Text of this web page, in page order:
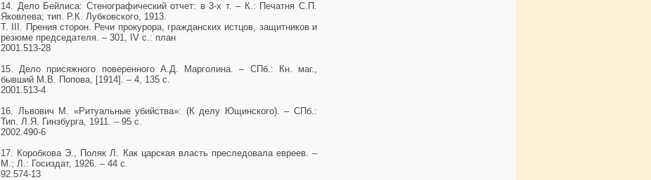
14. Дело Бейлиса: Стенографический отчет: в 3-х т. – К.: Печатня С.П.
Яковлева; тип. Р.К. Лубковского, 1913.
Т. III. Прения сторон. Речи прокурора, гражданских истцов, защитников и
резюме председателя. – 301, IV с.: план
2001.513-28
15. Дело присяжного поверенного А.Д. Марголина. – СПб.: Кн. маг.,
бывший М.В. Попова, [1914]. – 4, 135 с.
2001.513-4
16. Львович М. «Ритуальные убийства»: (К делу Ющинского). – СПб.:
Тип. Л.Я. Гинзбурга, 1911. – 95 с.
2002.490-6
17. Коробкова Э., Поляк Л. Как царская власть преследовала евреев. –
М.; Л.: Госиздат, 1926. – 44 с.
92.574-13